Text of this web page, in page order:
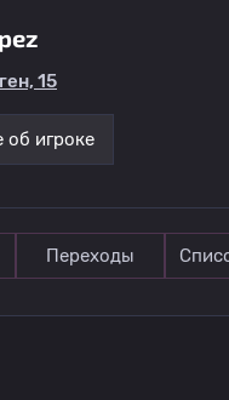
15
об игроке
Переходы